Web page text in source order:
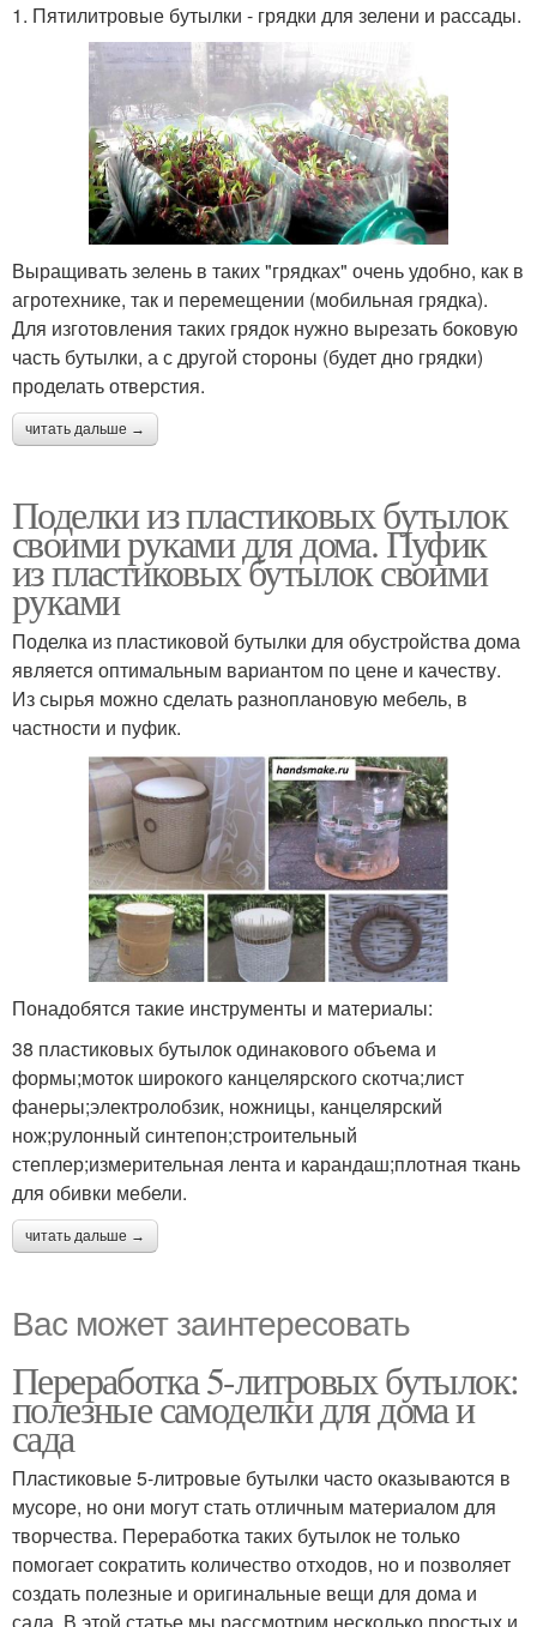
1. Пятилитровые бутылки - грядки для зелени и рассады.
Выращивать зелень в таких "грядках" очень удобно, как в
агротехнике, так и перемещении (мобильная грядка).
Для изготовления таких грядок нужно вырезать боковую
часть бутылки, а с другой стороны (будет дно грядки)
проделать отверстия.
читать дальше →
Поделки из пластиковых бутылок
своими руками для дома. Пуфик
из пластиковых бутылок своими
руками
Поделка из пластиковой бутылки для обустройства дома
является оптимальным вариантом по цене и качеству.
Из сырья можно сделать разноплановую мебель, в
частности и пуфик.
Понадобятся такие инструменты и материалы:
38 пластиковых бутылок одинакового объема и
формы;моток широкого канцелярского скотча;лист
фанеры;электролобзик, ножницы, канцелярский
нож;рулонный синтепон;строительный
степлер;измерительная лента и карандаш;плотная ткань
для обивки мебели.
читать дальше →
Вас может заинтересовать
Переработка 5-литровых бутылок:
полезные самоделки для дома и
сада
Пластиковые 5-литровые бутылки часто оказываются в
мусоре, но они могут стать отличным материалом для
творчества. Переработка таких бутылок не только
помогает сократить количество отходов, но и позволяет
создать полезные и оригинальные вещи для дома и